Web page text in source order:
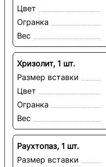
Цвет
Огранка
Вес
Хризолит, 1 шт.
Размер вставки
Цвет
Огранка
Вес
Раухтопаз, 1 шт.
Размер вставки